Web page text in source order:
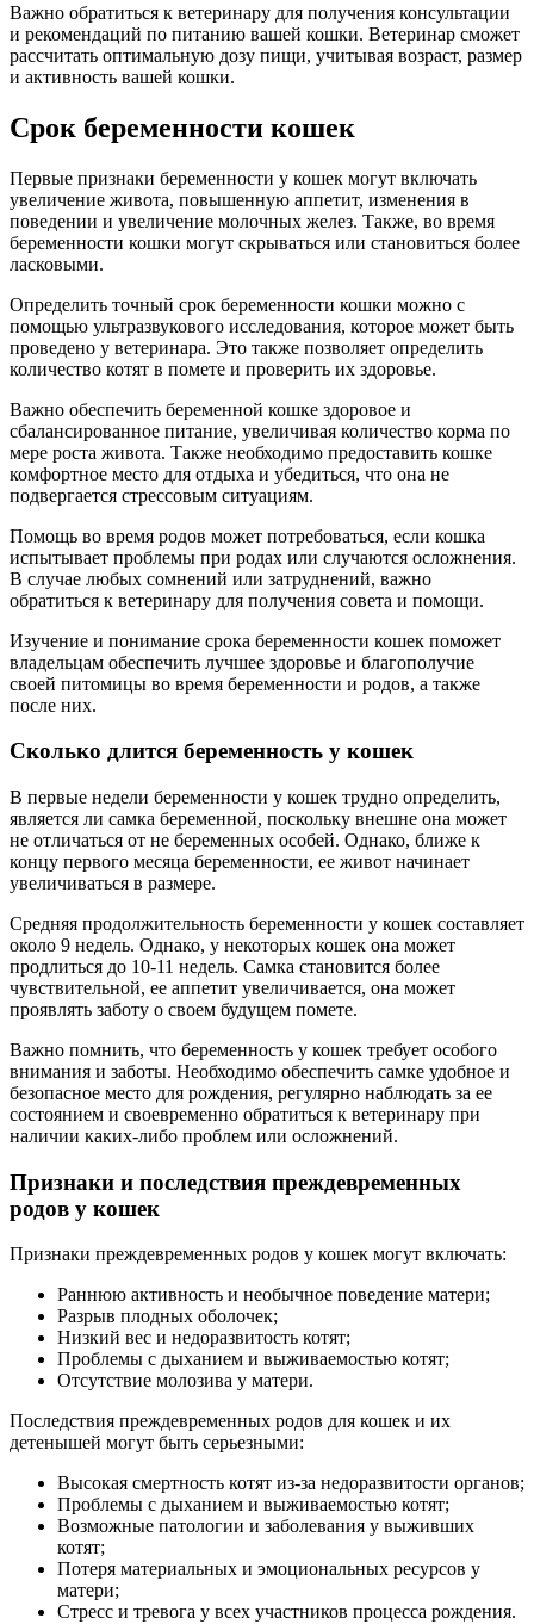
Важно обратиться к ветеринару для получения консультации
и рекомендаций по питанию вашей кошки. Ветеринар сможет
рассчитать оптимальную дозу пищи, учитывая возраст, размер
и активность вашей кошки.
Срок беременности кошек
Первые признаки беременности у кошек могут включать
увеличение живота, повышенную аппетит, изменения в
поведении и увеличение молочных желез. Также, во время
беременности кошки могут скрываться или становиться более
ласковыми.
Определить точный срок беременности кошки можно с
помощью ультразвукового исследования, которое может быть
проведено у ветеринара. Это также позволяет определить
количество котят в помете и проверить их здоровье.
Важно обеспечить беременной кошке здоровое и
сбалансированное питание, увеличивая количество корма по
мере роста живота. Также необходимо предоставить кошке
комфортное место для отдыха и убедиться, что она не
подвергается стрессовым ситуациям.
Помощь во время родов может потребоваться, если кошка
испытывает проблемы при родах или случаются осложнения.
В случае любых сомнений или затруднений, важно
обратиться к ветеринару для получения совета и помощи.
Изучение и понимание срока беременности кошек поможет
владельцам обеспечить лучшее здоровье и благополучие
своей питомицы во время беременности и родов, а также
после них.
Сколько длится беременность у кошек
В первые недели беременности у кошек трудно определить,
является ли самка беременной, поскольку внешне она может
не отличаться от не беременных особей. Однако, ближе к
концу первого месяца беременности, ее живот начинает
увеличиваться в размере.
Средняя продолжительность беременности у кошек составляет
около 9 недель. Однако, у некоторых кошек она может
продлиться до 10-11 недель. Самка становится более
чувствительной, ее аппетит увеличивается, она может
проявлять заботу о своем будущем помете.
Важно помнить, что беременность у кошек требует особого
внимания и заботы. Необходимо обеспечить самке удобное и
безопасное место для рождения, регулярно наблюдать за ее
состоянием и своевременно обратиться к ветеринару при
наличии каких-либо проблем или осложнений.
Признаки и последствия преждевременных
родов у кошек
Признаки преждевременных родов у кошек могут включать:
Раннюю активность и необычное поведение матери;
Разрыв плодных оболочек;
Низкий вес и недоразвитость котят;
Проблемы с дыханием и выживаемостью котят;
Отсутствие молозива у матери.
Последствия преждевременных родов для кошек и их
детенышей могут быть серьезными:
Высокая смертность котят из-за недоразвитости органов;
Проблемы с дыханием и выживаемостью котят;
Возможные патологии и заболевания у выживших
котят;
Потеря материальных и эмоциональных ресурсов у
матери;
Стресс и тревога у всех участников процесса рождения.